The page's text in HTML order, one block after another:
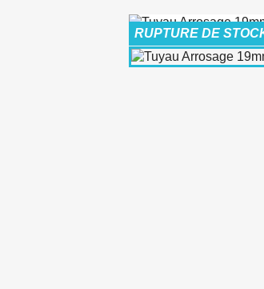
RUPTURE DE